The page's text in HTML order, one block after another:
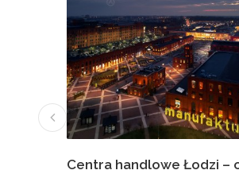
Łodzi – coś
10 pomysłów